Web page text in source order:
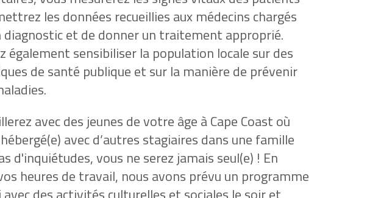
les données recueillies aux médecins chargés
diagnostic et de donner un traitement approprié.
également sensibiliser la population locale sur des
de santé publique et sur la manière de prévenir
avec des jeunes de votre âge à Cape Coast où
avec d’autres stagiaires dans une famille
d'inquiétudes, vous ne serez jamais seul(e) ! En
heures de travail, nous avons prévu un programme